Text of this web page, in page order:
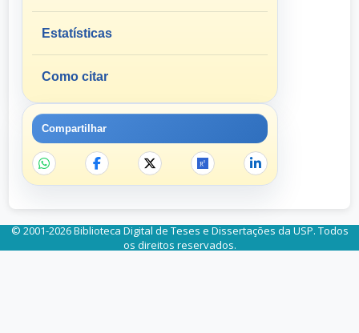
Estatísticas
Como citar
Compartilhar
© 2001-2026 Biblioteca Digital de Teses e Dissertações da USP. Todos
os direitos reservados.